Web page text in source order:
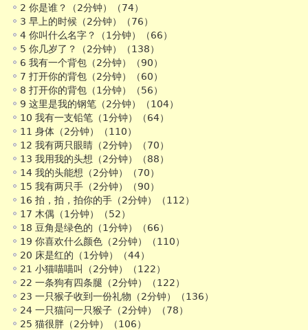
2 你是谁？（2分钟）（74）
3 早上的时候（2分钟）（76）
4 你叫什么名字？（1分钟）（66）
5 你几岁了？（2分钟）（138）
6 我有一个背包（2分钟）（90）
7 打开你的背包（2分钟）（60）
8 打开你的背包（1分钟）（56）
9 这里是我的钢笔（2分钟）（104）
10 我有一支铅笔（1分钟）（64）
11 身体（2分钟）（110）
12 我有两只眼睛（2分钟）（70）
13 我用我的头想（2分钟）（88）
14 我的头能想（2分钟）（70）
15 我有两只手（2分钟）（90）
16 拍，拍，拍你的手（2分钟）（112）
17 木偶（1分钟）（52）
18 豆角是绿色的（1分钟）（66）
19 你喜欢什么颜色（2分钟）（110）
20 床是红的（1分钟）（44）
21 小猫喵喵叫（2分钟）（122）
22 一条狗有四条腿（2分钟）（122）
23 一只猴子收到一份礼物（2分钟）（136）
24 一只猫问一只猴子（2分钟）（78）
25 猫很胖（2分钟）（106）